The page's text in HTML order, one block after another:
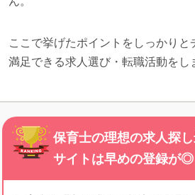
ここで挙げたポイントをしっかりと
満足できる求人選び・転職活動をし
保育士の理想の求人探
サイトは早めの登録が◎